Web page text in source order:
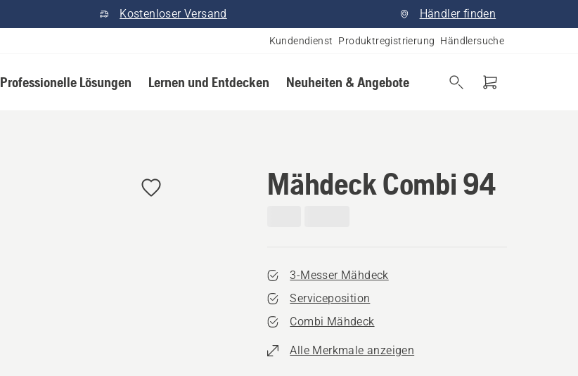
Kostenloser Versand Händler finden
Kundendienst Produktregistrierung Händlersuche
Professionelle Lösungen Lernen und Entdecken Neuheiten & Angebote
Mähdeck Combi 94
3-Messer Mähdeck
Serviceposition
Combi Mähdeck
Alle Merkmale anzeigen